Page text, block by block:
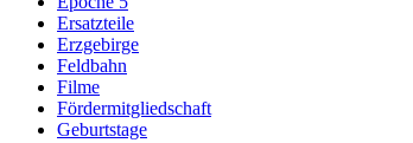
Ersatzteile
Erzgebirge
Feldbahn
Filme
Fördermitgliedschaft
Geburtstage